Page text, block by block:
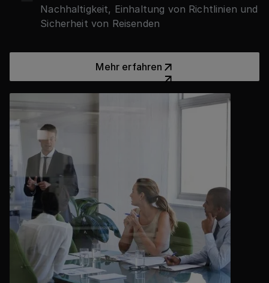
Nachhaltigkeit, Einhaltung von Richtlinien und
Sicherheit von Reisenden
Mehr erfahren